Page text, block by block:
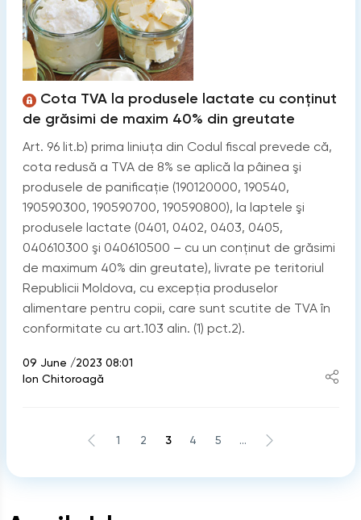
Cota TVA la produsele lactate cu conținut
de grăsimi de maxim 40% din greutate
Art. 96 lit.b) prima liniuța din Codul fiscal prevede că,
cota redusă a TVA de 8% se aplică la pâinea şi
produsele de panificaţie (190120000, 190540,
190590300, 190590700, 190590800), la laptele şi
produsele lactate (0401, 0402, 0403, 0405,
040610300 şi 040610500 – cu un conţinut de grăsimi
de maximum 40% din greutate), livrate pe teritoriul
Republicii Moldova, cu excepţia produselor
alimentare pentru copii, care sunt scutite de TVA în
conformitate cu art.103 alin. (1) pct.2).
09 June /2023 08:01
Ion Chitoroagă
1 2 3 4 5 ...